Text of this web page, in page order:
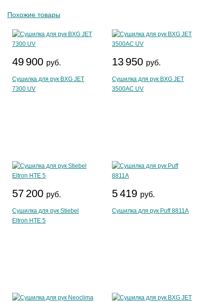
Похожие товары
49 900 руб.
Сушилка для рук BXG JET
7300 UV
13 950 руб.
Сушилка для рук BXG JET
3500АС UV
57 200 руб.
Сушилка для рук Stiebel
Eltron HTE 5
5 419 руб.
Сушилка для рук Puff 8811A